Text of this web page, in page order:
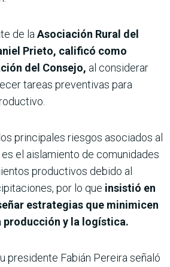
de la Asociación Rural del
Prieto, calificó como
del Consejo, al considerar
tareas preventivas para
principales riesgos asociados al
el aislamiento de comunidades
productivos debido al
por lo que insistió en
estrategias que minimicen
producción y la logística.
presidente Fabián Pereira señaló